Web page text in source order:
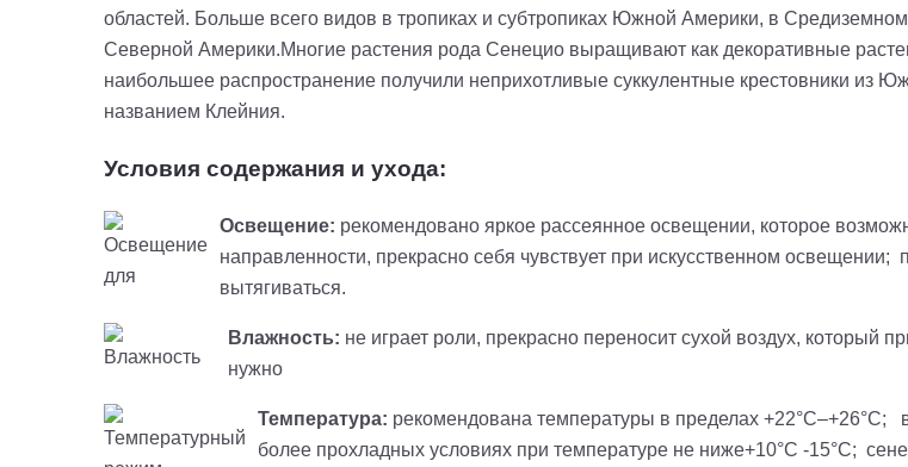
областей. Больше всего видов в тропиках и субтропиках Южной Америки, в
Северной Америки.Многие растения рода Сенецио выращивают как декоративные
наибольшее распространение получили неприхотливые суккулентные крестовники из
названием Клейния.
Условия содержания и ухода:
Освещение: рекомендовано яркое рассеянное освещении, которое
направленности, прекрасно себя чувствует при искусственном
вытягиваться.
Влажность: не играет роли, прекрасно переносит сухой воздух,
нужно
Температура: рекомендована температуры в пределах +22°C–+26°C;
более прохладных условиях при температуре не ниже+10°C -15°C;